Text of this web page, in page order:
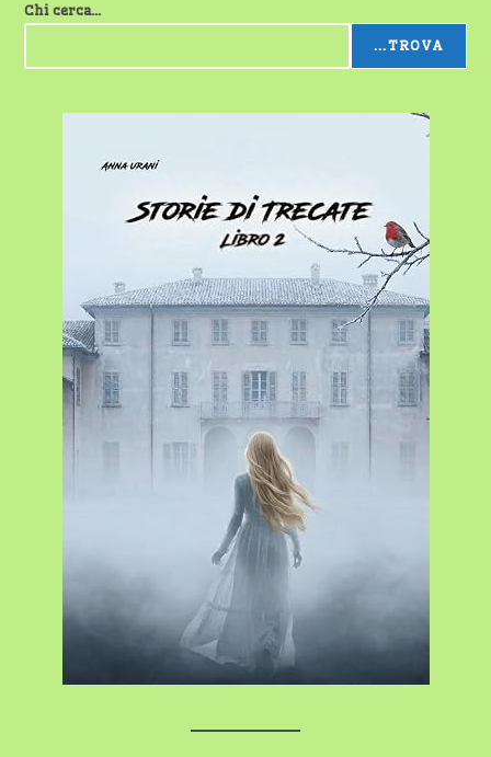
Chi cerca...
...TROVA